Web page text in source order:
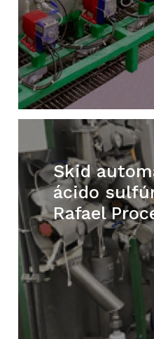
Skid
ácido
Rafael